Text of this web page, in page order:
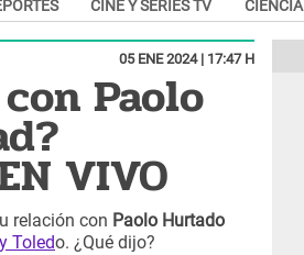
CINE Y SERIES TV CIENCIA
05 ENE 2024 | 17:47 H
Paolo
VIVO
relación con Paolo Hurtado
Toledo. ¿Qué dijo?